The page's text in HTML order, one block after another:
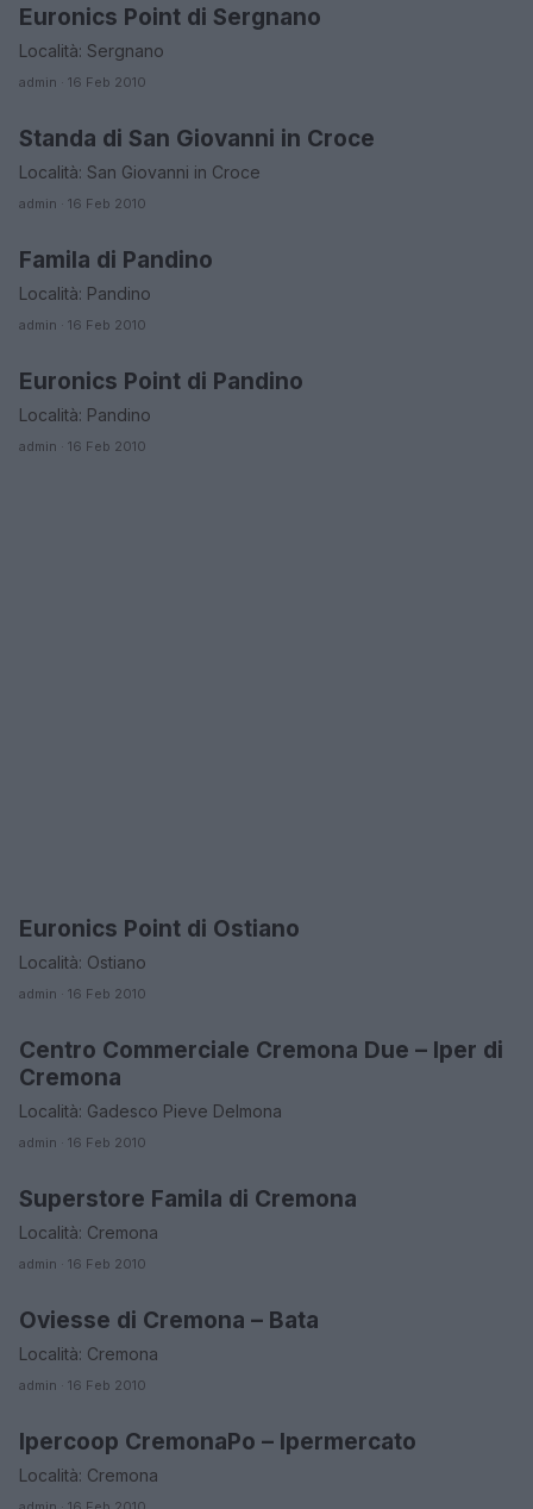
CREMONA
Euronics Point di Sergnano
Località: Sergnano
admin · 16 Feb 2010
CREMONA
Standa di San Giovanni in Croce
Località: San Giovanni in Croce
admin · 16 Feb 2010
CREMONA
Famila di Pandino
Località: Pandino
admin · 16 Feb 2010
CREMONA
Euronics Point di Pandino
Località: Pandino
admin · 16 Feb 2010
CREMONA
Euronics Point di Ostiano
Località: Ostiano
admin · 16 Feb 2010
CREMONA
Centro Commerciale Cremona Due – Iper di
Cremona
Località: Gadesco Pieve Delmona
admin · 16 Feb 2010
CREMONA
Superstore Famila di Cremona
Località: Cremona
admin · 16 Feb 2010
CREMONA
Oviesse di Cremona – Bata
Località: Cremona
admin · 16 Feb 2010
CREMONA
Ipercoop CremonaPo – Ipermercato
Località: Cremona